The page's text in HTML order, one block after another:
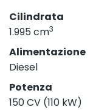
Cilindrata
1.995 cm3
Alimentazione
Diesel
Potenza
150 CV (110 kW)